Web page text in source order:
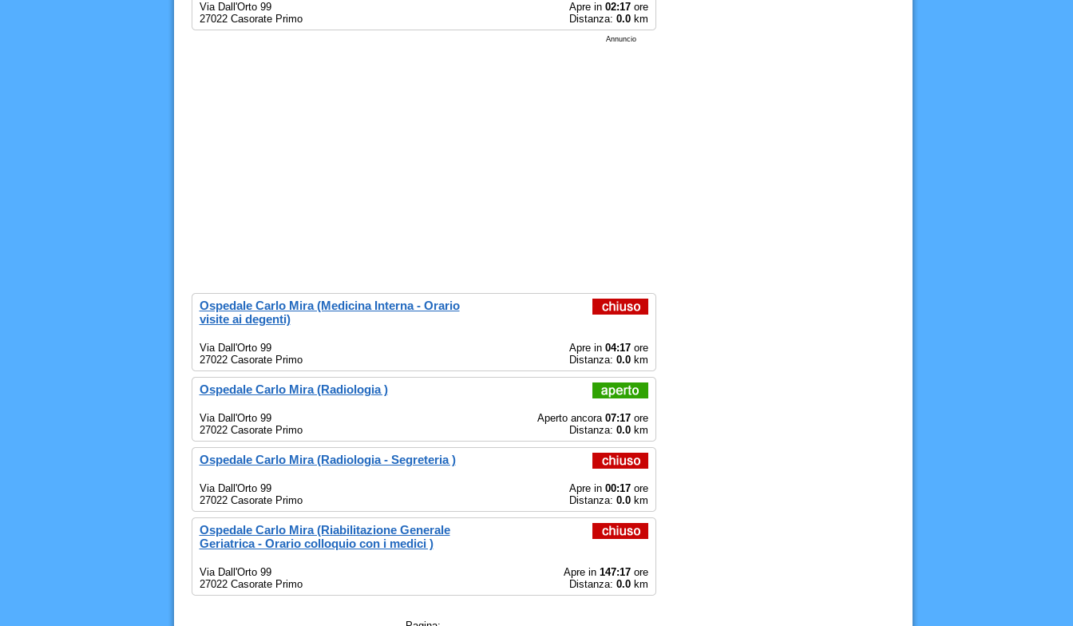
Via Dall'Orto 99
27022 Casorate Primo
Apre in 02:17ore
Distanza: 0.0km
Annuncio
Ospedale Carlo Mira (Medicina Interna - Orario
visite ai degenti)
Via Dall'Orto 99
27022 Casorate Primo
Apre in 04:17ore
Distanza: 0.0km
Ospedale Carlo Mira (Radiologia )
Via Dall'Orto 99
27022 Casorate Primo
Aperto ancora 07:17ore
Distanza: 0.0km
Ospedale Carlo Mira (Radiologia - Segreteria )
Via Dall'Orto 99
27022 Casorate Primo
Apre in 00:17ore
Distanza: 0.0km
Ospedale Carlo Mira (Riabilitazione Generale
Geriatrica - Orario colloquio con i medici )
Via Dall'Orto 99
27022 Casorate Primo
Apre in 147:17ore
Distanza: 0.0km